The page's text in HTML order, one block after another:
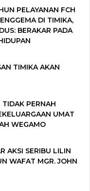
PELAYANAN FCH
DI TIMIKA,
BERAKAR PADA
TIMIKA AKAN
TIDAK PERNAH
UMAT
WEGAMO
AKSI SERIBU LILIN
WAFAT MGR. JOHN